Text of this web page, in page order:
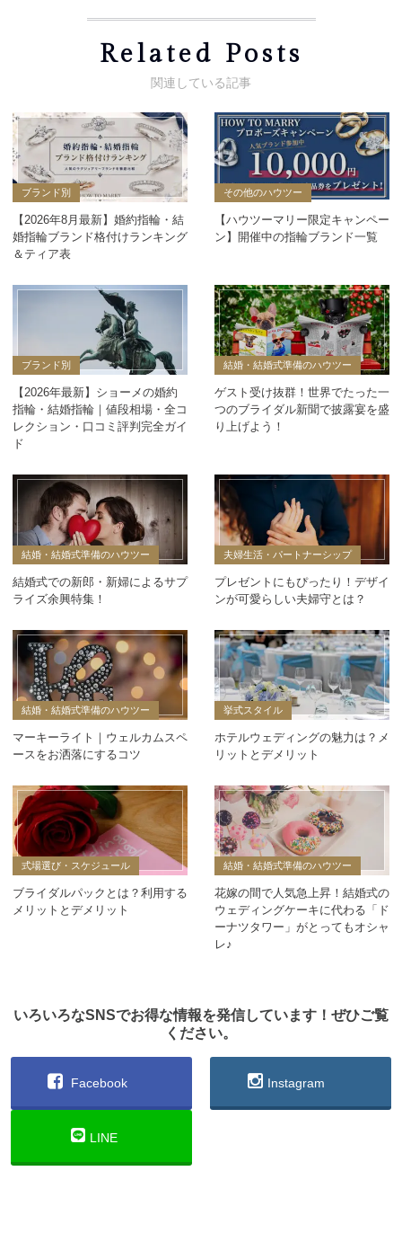
Related Posts
ブランド別
【2026年8月最新】婚約指輪・結
婚指輪ブランド格付けランキング
＆ティア表
その他のハウツー
【ハウツーマリー限定キャンペー
ン】開催中の指輪ブランド一覧
ブランド別
【2026年最新】ショーメの婚約
指輪・結婚指輪｜値段相場・全コ
レクション・口コミ評判完全ガイ
ド
結婚・結婚式準備のハウツー
ゲスト受け抜群！世界でたった一
つのブライダル新聞で披露宴を盛
り上げよう！
結婚・結婚式準備のハウツー
結婚式での新郎・新婦によるサプ
ライズ余興特集！
夫婦生活・パートナーシップ
プレゼントにもぴったり！デザイ
ンが可愛らしい夫婦守とは？
結婚・結婚式準備のハウツー
マーキーライト｜ウェルカムスペ
ースをお洒落にするコツ
挙式スタイル
ホテルウェディングの魅力は？メ
リットとデメリット
式場選び・スケジュール
ブライダルパックとは？利用する
メリットとデメリット
結婚・結婚式準備のハウツー
花嫁の間で人気急上昇！結婚式の
ウェディングケーキに代わる「ド
ーナツタワー」がとってもオシャ
レ♪
いろいろなSNSでお得な情報を発信しています！ぜひご覧
ください。
Facebook Instagram
LINE